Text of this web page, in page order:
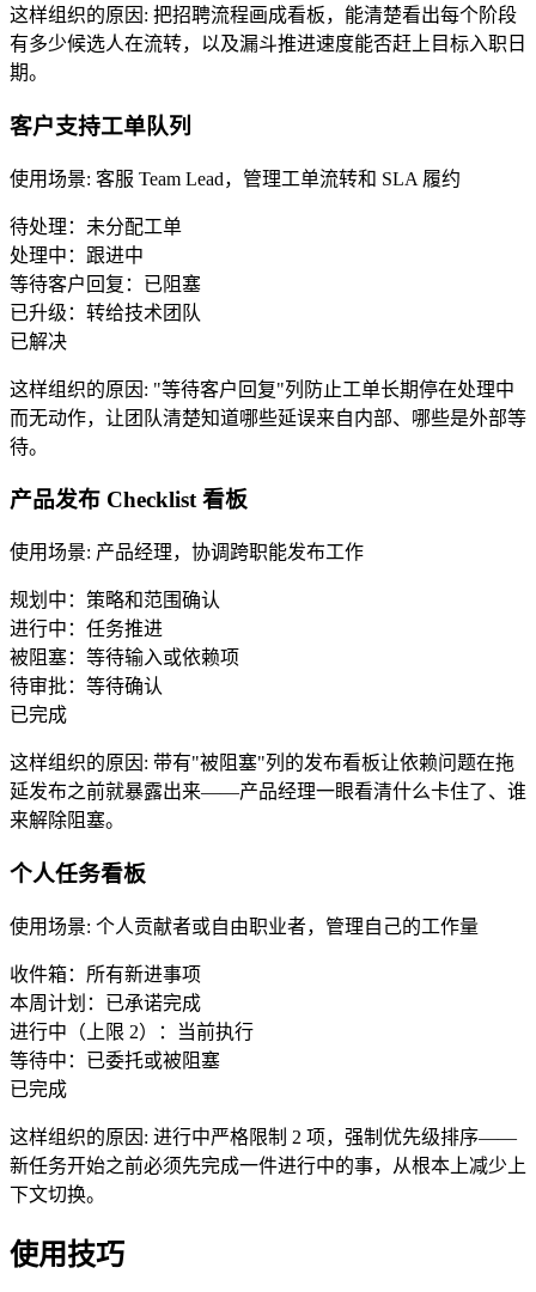
这样组织的原因 : 把招聘流程画成看板，能清楚看出每个阶段
有多少候选人在流转，以及漏斗推进速度能否赶上目标入职日
期。
客户支持工单队列
使用场景: 客服 Team Lead，管理工单流转和 SLA 履约
待处理：未分配工单
处理中：跟进中
等待客户回复：已阻塞
已升级：转给技术团队
已解决
这样组织的原因 : "等待客户回复"列防止工单长期停在处理中
而无动作，让团队清楚知道哪些延误来自内部、哪些是外部等
待。
产品发布 Checklist 看板
使用场景: 产品经理，协调跨职能发布工作
规划中：策略和范围确认
进行中：任务推进
被阻塞：等待输入或依赖项
待审批：等待确认
已完成
这样组织的原因 : 带有"被阻塞"列的发布看板让依赖问题在拖
延发布之前就暴露出来——产品经理一眼看清什么卡住了、谁
来解除阻塞。
个人任务看板
使用场景: 个人贡献者或自由职业者，管理自己的工作量
收件箱：所有新进事项
本周计划：已承诺完成
进行中（上限 2）：当前执行
等待中：已委托或被阻塞
已完成
这样组织的原因 : 进行中严格限制 2 项，强制优先级排序——
新任务开始之前必须先完成一件进行中的事，从根本上减少上
下文切换。
使用技巧